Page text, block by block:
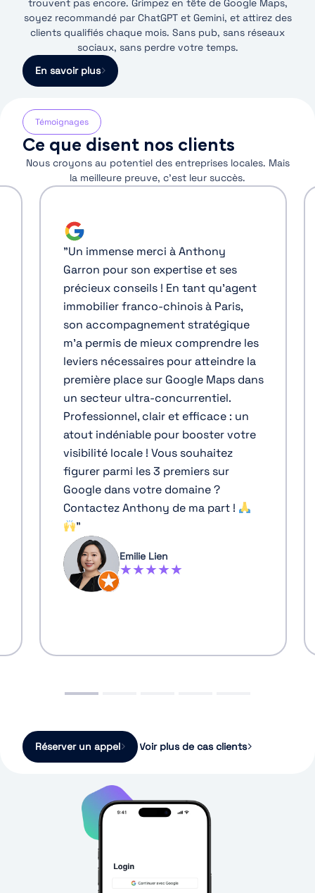
trouvent pas encore. Grimpez en tête de Google Maps,
soyez recommandé par ChatGPT et Gemini, et attirez des
clients qualifiés chaque mois. Sans pub, sans réseaux
sociaux, sans perdre votre temps.
En savoir plus
Témoignages
Ce que disent nos clients
Nous croyons au potentiel des entreprises locales. Mais
la meilleure preuve, c’est leur succès.
Responsable marketing chez un
concessionnaire, je souhaitais en
savoir plus sur le référencement
local et l'optimisation du
d'Adilo est très pointue et à la fois
très simple à comprendre. J'en suis
ressortie avec beaucoup
d'informations faciles à mettre en
pratique. Je recommande leur
expertise à tous ceux qui souhaitent
des résultats rapides !
Romain Mainot
★★★★★
Réserver un appel Voir plus de cas clients